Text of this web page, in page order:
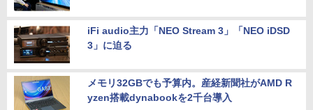
iFi audio主力「NEO Stream 3」「NEO iDSD
3」に迫る
メモリ32GBでも予算内。産経新聞社がAMD R
yzen搭載dynabookを2千台導入